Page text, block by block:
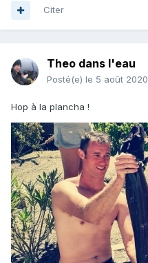
Citer
Theo dans l'eau
Posté(e) le 5 août 2020
Hop à la plancha !